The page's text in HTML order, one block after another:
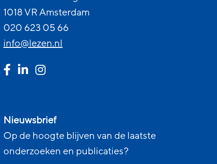
1018 VR Amsterdam
020 623 05 66
info@lezen.nl
Nieuwsbrief
Op de hoogte blijven van de laatste
onderzoeken en publicaties?